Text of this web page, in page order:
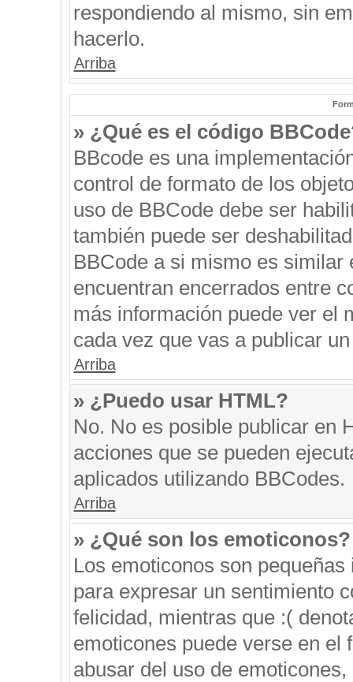
respondiendo al mismo, sin
hacerlo.
Arriba
» ¿Qué es el código
BBcode es una
control de formato de los
uso de BBCode debe ser
también puede ser
BBCode a si mismo es
encuentran encerrados entre
más información puede ver el
cada vez que vas a publicar
Arriba
» ¿Puedo usar HTML?
No. No es posible publicar en
acciones que se pueden
aplicados utilizando BBCodes.
Arriba
» ¿Qué son los emoticonos?
Los emoticonos son
para expresar un sentimiento
felicidad, mientras que :(
emoticones puede verse en el
abusar del uso de